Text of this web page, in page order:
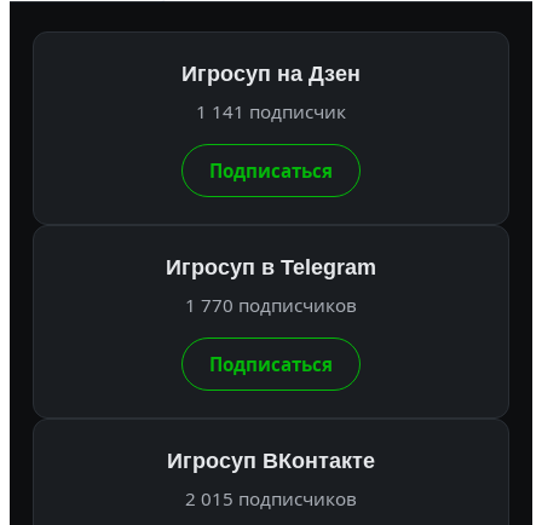
Игросуп на Дзен
1 141 подписчик
Подписаться
Игросуп в Telegram
1 770 подписчиков
Подписаться
Игросуп ВКонтакте
2 015 подписчиков